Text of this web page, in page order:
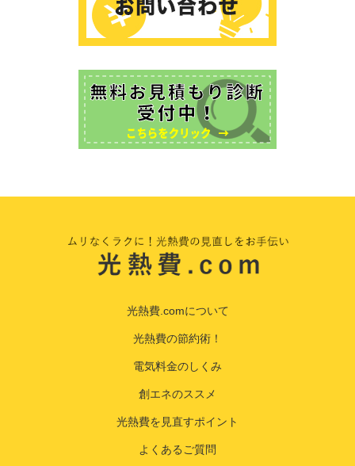
光熱費.comについて
光熱費の節約術！
電気料金のしくみ
創エネのススメ
光熱費を見直すポイント
よくあるご質問